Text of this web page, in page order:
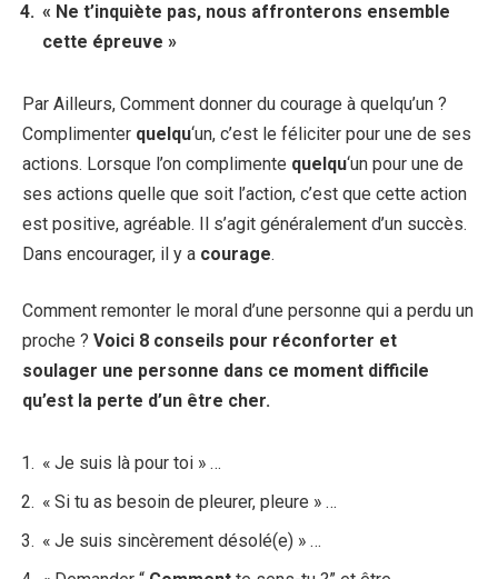
« Ne t’inquiète pas, nous affronterons ensemble
cette épreuve »
Par Ailleurs, Comment donner du courage à quelqu’un ?
Complimenter quelqu‘un, c’est le féliciter pour une de ses
actions. Lorsque l’on complimente quelqu‘un pour une de
ses actions quelle que soit l’action, c’est que cette action
est positive, agréable. Il s’agit généralement d’un succès.
Dans encourager, il y a courage.
Comment remonter le moral d’une personne qui a perdu un
proche ? Voici 8 conseils pour réconforter et
soulager une personne dans ce moment difficile
qu’est la perte d’un être cher.
« Je suis là pour toi » …
« Si tu as besoin de pleurer, pleure » …
« Je suis sincèrement désolé(e) » …